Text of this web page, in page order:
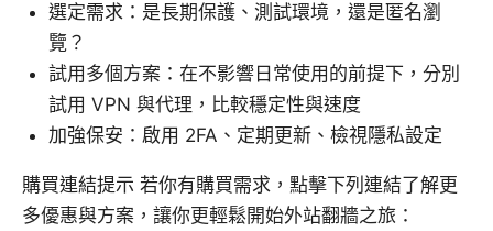
選定需求：是長期保護、測試環境，還是匿名瀏
覽？
試用多個方案：在不影響日常使用的前提下，分別
試用 VPN 與代理，比較穩定性與速度
加強保安：啟用 2FA、定期更新、檢視隱私設定
購買連結提示 若你有購買需求，點擊下列連結了解更
多優惠與方案，讓你更輕鬆開始外站翻牆之旅：